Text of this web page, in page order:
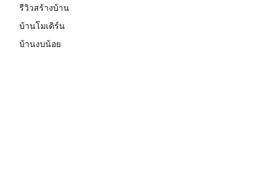
รีวิวสร้างบ้าน
บ้านโมเดิร์น
บ้านงบน้อย